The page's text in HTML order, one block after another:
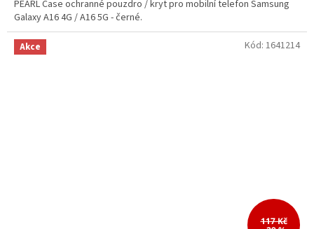
PEARL Case ochranné pouzdro / kryt pro mobilní telefon Samsung
Galaxy A16 4G / A16 5G - černé.
Akce
117 Kč
Kód: 1641214